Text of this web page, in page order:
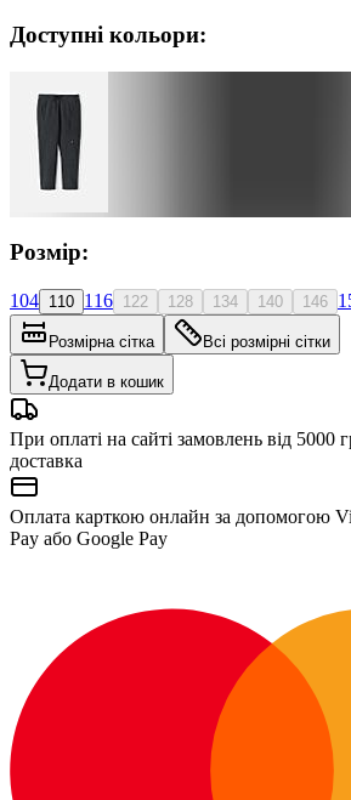
Доступні кольори:
Розмір:
104 110 116 122 128 134 140 146
Розмірна сітка Всі розмірні сітки
Додати в кошик
При оплаті на сайті замовлень від 5000
доставка
Оплата карткою онлайн за допомогою
Pay або Google Pay